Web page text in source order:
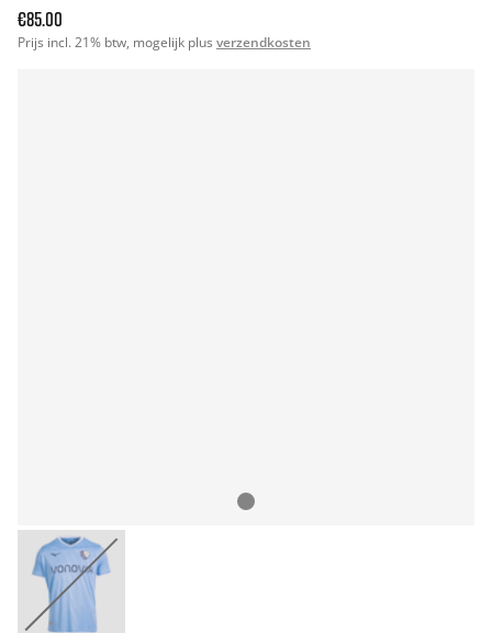
€85.00
Prijs incl. 21% btw, mogelijk plus verzendkosten